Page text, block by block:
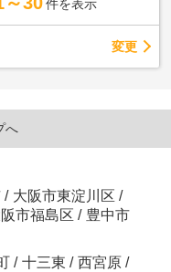
件を表示
変更
へ
/ 大阪市東淀川区 /
市福島区 / 豊中市
/ 十三東 / 西宮原 /